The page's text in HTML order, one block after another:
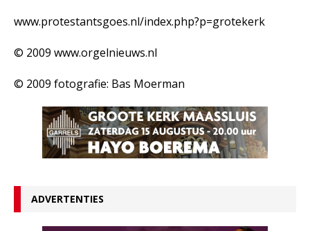
www.protestantsgoes.nl/index.php?p=grotekerk
© 2009 www.orgelnieuws.nl
© 2009 fotografie: Bas Moerman
ADVERTENTIES